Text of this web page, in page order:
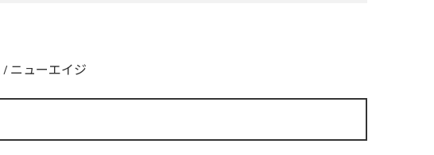
/ ニューエイジ